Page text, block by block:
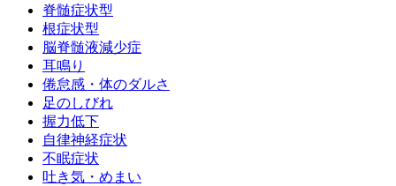
脊髄症状型
根症状型
脳脊髄液減少症
耳鳴り
倦怠感・体のダルさ
足のしびれ
握力低下
自律神経症状
不眠症状
吐き気・めまい